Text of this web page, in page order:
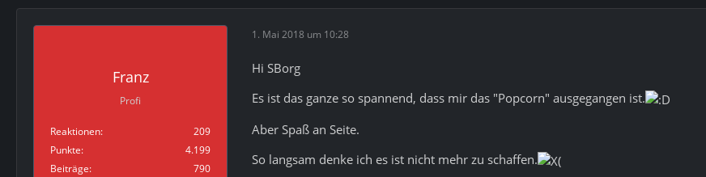
Franz
Profi
Reaktionen
209
Punkte
4.199
Beiträge
790
1. Mai 2018 um 10:28
Hi SBorg
Es ist das ganze so spannend, dass mir das "Popcorn" ausgegangen ist.
Aber Spaß an Seite.
So langsam denke ich es ist nicht mehr zu schaffen.